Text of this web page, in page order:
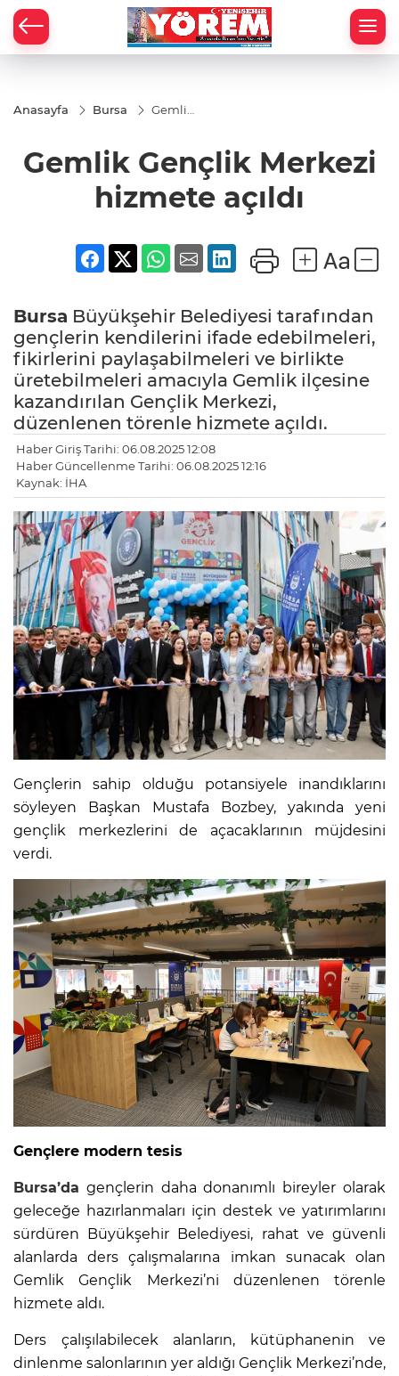
Anasayfa Bursa
Gemlik
hizmete
açıldı
Gemlik Gençlik Merkezi
hizmete açıldı
Bursa Büyükşehir Belediyesi tarafından
gençlerin kendilerini ifade edebilmeleri,
fikirlerini paylaşabilmeleri ve birlikte
üretebilmeleri amacıyla Gemlik ilçesine
kazandırılan Gençlik Merkezi,
düzenlenen törenle hizmete açıldı.
Haber Giriş Tarihi: 06.08.2025 12:08
Haber Güncellenme Tarihi: 06.08.2025 12:16
Kaynak: İHA
Gençlerin sahip olduğu potansiyele inandıklarını
söyleyen Başkan Mustafa Bozbey, yakında yeni
gençlik merkezlerini de açacaklarının müjdesini
verdi.
Gençlere modern tesis
Bursa’da gençlerin daha donanımlı bireyler olarak
geleceğe hazırlanmaları için destek ve yatırımlarını
sürdüren Büyükşehir Belediyesi, rahat ve güvenli
alanlarda ders çalışmalarına imkan sunacak olan
Gemlik Gençlik Merkezi’ni düzenlenen törenle
hizmete aldı.
Ders çalışılabilecek alanların, kütüphanenin ve
dinlenme salonlarının yer aldığı Gençlik Merkezi’nde,